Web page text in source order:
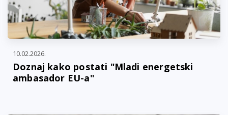
10.02.2026.
Doznaj kako postati "Mladi energetski
ambasador EU-a"